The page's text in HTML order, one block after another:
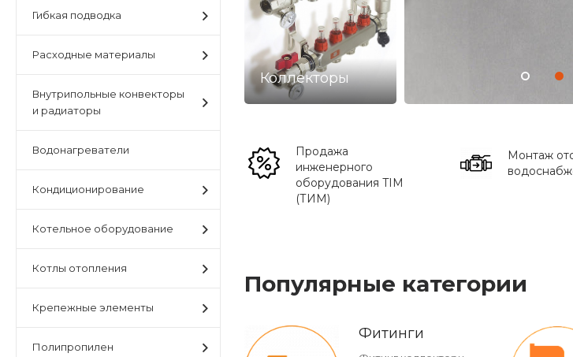
Гибкая подводка
Расходные материалы
Внутрипольные конвекторы
и радиаторы
Водонагреватели
Кондиционирование
Котельное оборудование
Котлы отопления
Крепежные элементы
Полипропилен
Коллекторы
Продажа
инженерного
оборудования TIM
(ТИМ)
Монтаж
Популярные категории
Фитинги